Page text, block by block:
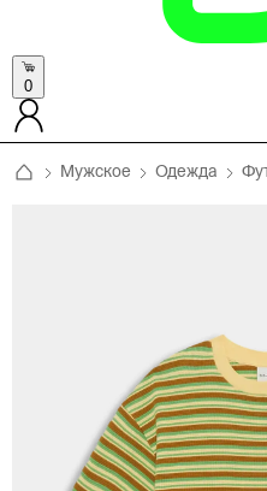
0
Мужское Одежда